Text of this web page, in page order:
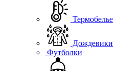
Термобелье
Дождевики
Футболки